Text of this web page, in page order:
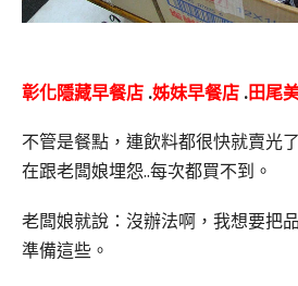
彰化隱藏早餐店 .姊妹早餐店 .田尾
不管是餐點，連飲料都很快就賣光
在跟老闆娘埋怨..每次都買不到。
老闆娘就說：沒辦法啊，我想要把
準備這些。